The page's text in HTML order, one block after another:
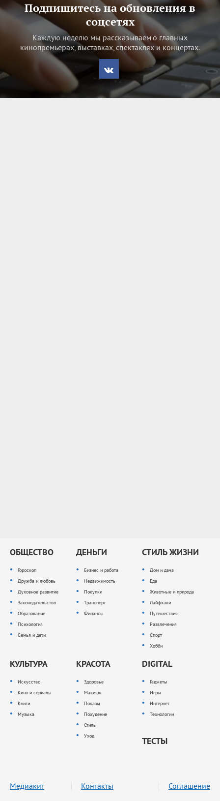
Подпишитесь на обновления в
соцсетях
Каждую неделю мы рассказываем о главных
кинопремьерах, выставках, спектаклях и концертах.
ОБЩЕСТВО
Гороскоп
Дружба и любовь
Духовное развитие
Законодательство
Образование
Психология
Семья и дети
ДЕНЬГИ
Бизнес и работа
Недвижимость
Покупки
Транспорт
Финансы
СТИЛЬ ЖИЗНИ
Дом и дача
Еда
Животные и природа
Лайфхаки
Путешествия
Развлечения
Спорт
Хобби
КУЛЬТУРА
Искусство
Кино и сериалы
Книги
Музыка
КРАСОТА
Здоровье
Макияж
Показы
Похудение
Стиль
Уход
DIGITAL
Гаджеты
Игры
Интернет
Технологии
ТЕСТЫ
Медиакит Контакты Соглашение